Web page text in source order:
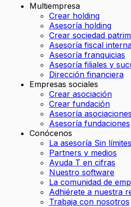
Multiempresa
Crear holding
Asesoría holding
Crear sociedad
Asesoría fiscal
Asesoría franquicias
Asesoría filiales y
Dirección financiera
Empresas sociales
Crear asociación
Crear fundación
Asesoría asociaciones
Asesoría fundaciones
Conócenos
La asesoría Sin límites
Partners y medios
Ayuda T en cifras
Nuestro software
La comunidad de
Adhiérete a nuestra
Trabaja con nosotros